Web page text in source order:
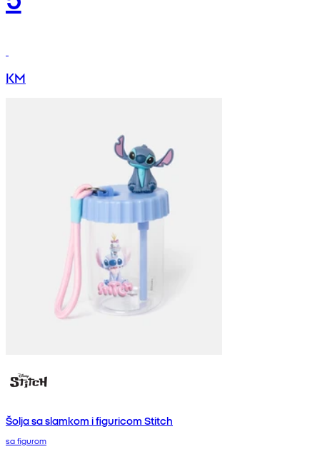
KM
Šolja sa slamkom i figuricom Stitch
sa figurom